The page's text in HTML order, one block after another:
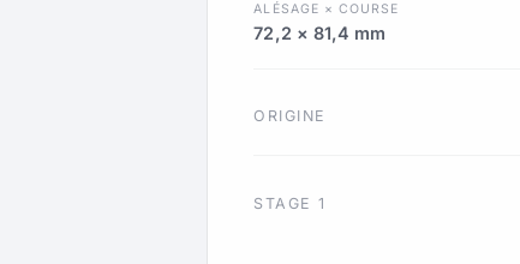
ALÉSAGE × COURSE
72,2 × 81,4 mm
ORIGINE
STAGE 1